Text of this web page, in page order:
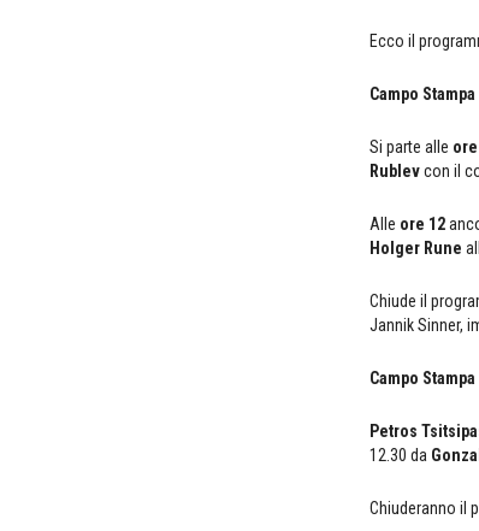
Ecco il
Campo
Si parte alle
Rublevcon il
Alle ore 12
Holger Rune
Chiude il
Jannik Sinner,
Campo
Petros
12.30 da
Chiuderanno il